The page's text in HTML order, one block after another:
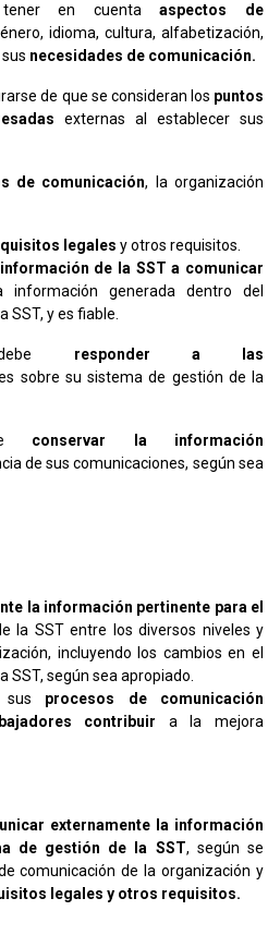
tener en cuentaaspectos de
idioma, cultura, alfabetización,
necesidades de comunicación.
de que se consideran los puntos
externas al establecer sus
de comunicación, la organización
legales y otros requisitos.
de la SST a comunicar
información generada dentro del
SST, y es fiable.
debe responder a las
sobre su sistema de gestión de la
conservar la información
de sus comunicaciones, según sea
la información pertinente para el
la SST entre los diversos niveles y
incluyendo los cambios en el
SST, según sea apropiado.
procesos de comunicación
contribuir a la mejora
externamente la información
de gestión de la SST, según se
comunicación de la organización y
legales y otros requisitos.